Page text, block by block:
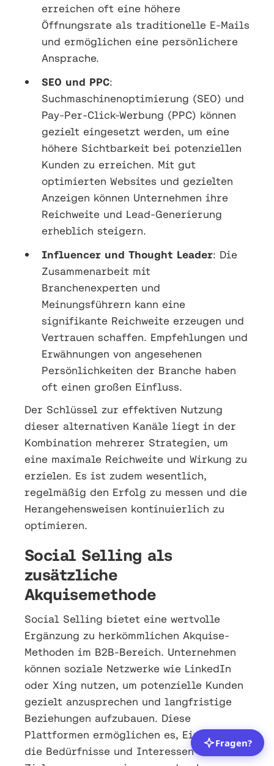
erreichen oft eine höhere
Öffnungsrate als traditionelle E-Mails
und ermöglichen eine persönlichere
Ansprache.
SEO und PPC:
Suchmaschinenoptimierung (SEO) und
Pay-Per-Click-Werbung (PPC) können
gezielt eingesetzt werden, um eine
höhere Sichtbarkeit bei potenziellen
Kunden zu erreichen. Mit gut
optimierten Websites und gezielten
Anzeigen können Unternehmen ihre
Reichweite und Lead-Generierung
erheblich steigern.
Influencer und Thought Leader: Die
Zusammenarbeit mit
Branchenexperten und
Meinungsführern kann eine
signifikante Reichweite erzeugen und
Vertrauen schaffen. Empfehlungen und
Erwähnungen von angesehenen
Persönlichkeiten der Branche haben
oft einen großen Einfluss.
Der Schlüssel zur effektiven Nutzung
dieser alternativen Kanäle liegt in der
Kombination mehrerer Strategien, um
eine maximale Reichweite und Wirkung zu
erzielen. Es ist zudem wesentlich,
regelmäßig den Erfolg zu messen und die
Herangehensweisen kontinuierlich zu
optimieren.
Social Selling als
zusätzliche
Akquisemethode
Social Selling bietet eine wertvolle
Ergänzung zu herkömmlichen Akquise-
Methoden im B2B-Bereich. Unternehmen
können soziale Netzwerke wie LinkedIn
oder Xing nutzen, um potenzielle Kunden
gezielt anzusprechen und langfristige
Beziehungen aufzubauen. Diese
Plattformen ermöglichen es, Einblicke in
die Bedürfnisse und Interessen der